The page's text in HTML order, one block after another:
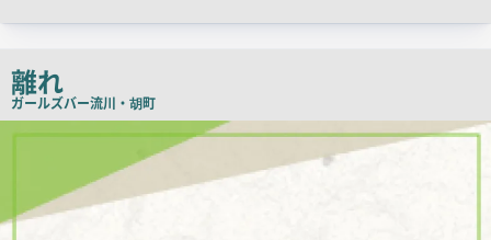
ー
離れ
ガールズバー流川・胡町